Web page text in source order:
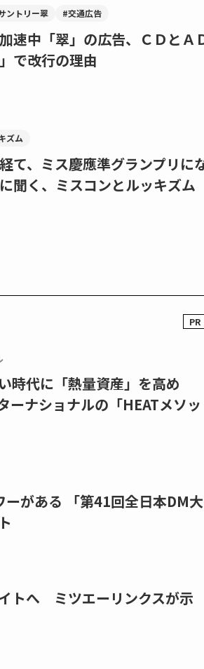
ントリー翠 #交通広告
速中「翠」の広告、ＣＤとＡ
で改行の理由
ズム
て、ミス慶應準グランプリに
聞く、ミスコンとルッキズム
時代に「熱量資産」を高め
ナショナルの「HEATメソッ
ーがある 「第41回全日本DM大
トへ ミツエーリンクスが示